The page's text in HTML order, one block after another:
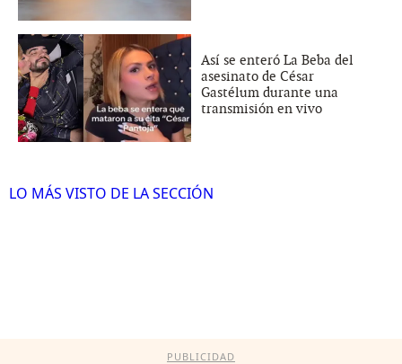
Así se enteró La Beba del
asesinato de César
Gastélum durante una
transmisión en vivo
LO MÁS VISTO DE LA SECCIÓN
PUBLICIDAD